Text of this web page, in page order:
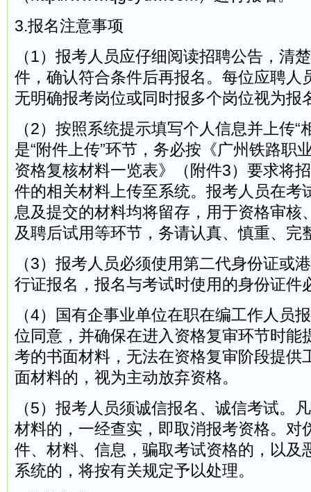
3.报名注意事项
（1）报考人员应仔细阅读招聘公告，清
件，确认符合条件后再报名。每位应聘人
无明确报考岗位或同时报多个岗位视为报
（2）按照系统提示填写个人信息并上传“
是“附件上传”环节，务必按《广州铁路职
资格复核材料一览表》（附件3）要求将
件的相关材料上传至系统。报考人员在考
息及提交的材料均将留存，用于资格审核
及聘后试用等环节，务请认真、慎重、完
（3）报考人员必须使用第二代身份证或
行证报名，报名与考试时使用的身份证件
（4）国有企事业单位在职在编工作人员
位同意，并确保在进入资格复审环节时能
考的书面材料，无法在资格复审阶段提供
面材料的，视为主动放弃资格。
（5）报考人员须诚信报名、诚信考试。
材料的，一经查实，即取消报考资格。对
件、材料、信息，骗取考试资格的，以及
系统的，将按有关规定予以处理。